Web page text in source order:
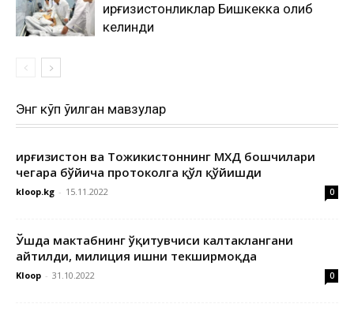
қирғизистонликлар Бишкекка олиб
келинди
Энг кўп ўқилган мавзулар
Қирғизистон ва Тожикистоннинг МХДҚ бошчилари
чегара бўйича протоколга қўл қўйишди
kloop.kg - 15.11.2022 0
Ўшда мактабнинг ўқитувчиси калтаклангани
айтилди, милиция ишни текширмоқда
Kloop - 31.10.2022 0